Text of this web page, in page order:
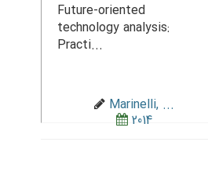
Future-oriented
technology analysis:
Practi...
Marinelli, ...
2014